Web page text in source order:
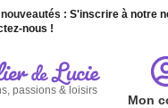
: S'inscrire à notre
nous !
passions & loisirs
Mon